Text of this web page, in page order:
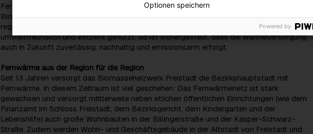
Fernwärmeleitungen. In der Erweiterung kommt eine neue 2.500 kW
Biomassekesselanlage zum Einsatz, die künftig für mehr erneuerbare Wärme aus
regionalen Quellen sorgt. Durch modernste Anlagentechnik wird die Energie besonders
umweltfreundlich und effizient genutzt. So ist sichergestellt, dass die Wärmeversorgung
auch in Zukunft zuverlässig, nachhaltig und emissionsarm erfolgt.
Fernwärme aus der Region für die Region
Seit 13 Jahren versorgt das Biomasseheizwerk Freistadt die Bezirkshauptstadt mit
Fernwärme. In diesem Zeitraum ist viel geschehen: Das Fernwärmenetz ist stark
gewachsen und versorgt mittlerweile neben etlichen öffentlichen Einrichtungen (wie dem
Finanzamt im Schloss Freistadt, dem Bezirksgericht, dem Kindergarten und der
Lebenshilfe) auch große Wohnbauten in der Billingerstraße und der Kasper-Schwarz-
Straße. Zudem werden Wohn- und Geschäftsgebäude in der Altstadt von Freistadt und
Optionen speichern
Powered by